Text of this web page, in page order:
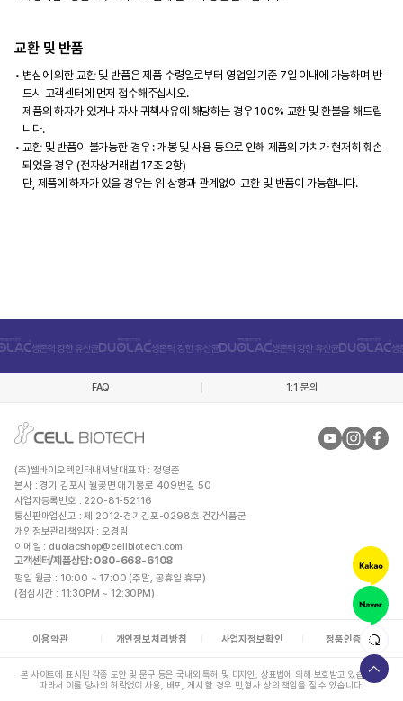
교환 및 반품
변심에 의한 교환 및 반품은 제품 수령일로부터 영업일 기준 7일 이내에 가능하며 반
드시 고객센터에 먼저 접수해주십시오.
제품의 하자가 있거나 자사 귀책사유에 해당하는 경우 100% 교환 및 환불을 해드립
니다.
교환 및 반품이 불가능한 경우 : 개봉 및 사용 등으로 인해 제품의 가치가 현저히 훼손
되었을 경우 (전자상거래법 17조 2항)
단, 제품에 하자가 있을 경우는 위 상황과 관계없이 교환 및 반품이 가능합니다.
FAQ 1:1 문의
(주)쎌바이오텍인터내셔날대표자 : 정명준
본사 : 경기 김포시 월곶면 애기봉로 409번길 50
사업자등록번호 : 220-81-52116
통신판매업신고 : 제 2012-경기김포-0298호 건강식품군
개인정보관리책임자 : 오경림
이메일 : duolacshop@cellbiotech.com
고객센터/제품상담: 080-668-6108
평일 월금 : 10:00 ~ 17:00 (주말, 공휴일 휴무)
(점심시간 : 11:30PM ~ 12:30PM)
이용약관 개인정보처리방침 사업자정보확인 정품인증안내
본 사이트에 표시된 각종 도안 및 문구 등은 국내외 특허 및 디자인, 상표법에 의해 보호받고 있습니다.
따라서 이를 당사의 허락없이 사용, 배포, 게시 할 경우 민,형사 상의 책임을 질 수 있습니다.